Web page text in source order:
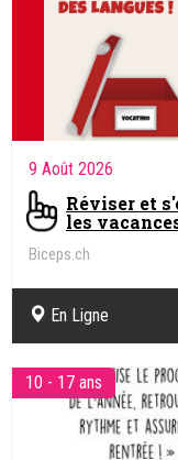
9 Août 2026
Réviser et
les
Biceps.ch
En Ligne
10 - 17 ans